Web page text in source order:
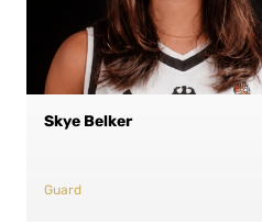
Skye Belker
Guard